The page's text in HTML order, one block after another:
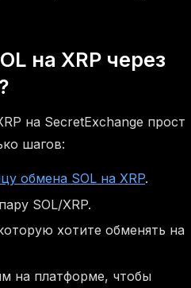
на XRP через
на SecretExchange прост
шагов:
обмена SOL на XRP.
SOL/XRP.
хотите обменять на
на платформе, чтобы